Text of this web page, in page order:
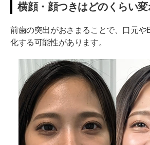
横顔・顔つきはどのくらい変
前歯の突出がおさまることで、口元や
化する可能性があります。